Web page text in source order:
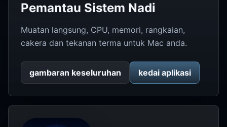
Pemantau Sistem Nadi
Muatan langsung, CPU, memori, rangkaian,
cakera dan tekanan terma untuk Mac anda.
gambaran keseluruhan kedai aplikasi